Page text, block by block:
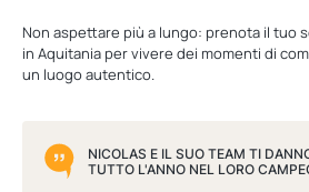
Non aspettare più a lungo: prenota il tuo
in Aquitania per vivere dei momenti di
un luogo autentico.
NICOLAS E IL SUO TEAM TI
TUTTO L'ANNO NEL LORO